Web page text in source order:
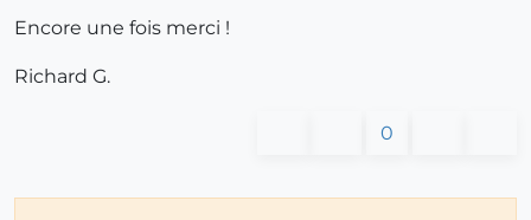
Encore une fois merci !
Richard G.
0